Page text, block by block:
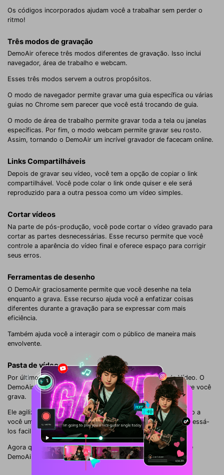
Os códigos incorporados ajudam você a trabalhar sem perder o
ritmo!
Três modos de gravação
DemoAir oferece três modos diferentes de gravação. Isso inclui
navegador, área de trabalho e webcam.
Esses três modos servem a outros propósitos.
O modo de navegador permite gravar uma guia específica ou várias
guias no Chrome sem parecer que você está trocando de guia.
O modo de área de trabalho permite gravar toda a tela ou janelas
específicas. Por fim, o modo webcam permite gravar seu rosto.
Assim, tornando o DemoAir um incrível gravador de facecam online.
Links Compartilháveis
Depois de gravar seu vídeo, você tem a opção de copiar o link
compartilhável. Você pode colar o link onde quiser e ele será
reproduzido para a outra pessoa como um vídeo simples.
Cortar vídeos
Na parte de pós-produção, você pode cortar o vídeo gravado para
cortar as partes desnecessárias. Esse recurso permite que você
controle a aparência do vídeo final e oferece espaço para corrigir
seus erros.
Ferramentas de desenho
O DemoAir graciosamente permite que você desenhe na tela
enquanto a grava. Esse recurso ajuda você a enfatizar coisas
diferentes durante a gravação para se expressar com mais
eficiência.
Também ajuda você a interagir com o público de maneira mais
envolvente.
Pasta de vídeo
Por último, mas não menos importante, está a Pasta de Vídeo. O
DemoAir tem uma maneira de armazenar todos os vídeos que você
grava.
Ele agiliza e armazena todos os seus vídeos gravados, dando a
você um espaço seguro e protegido para eles. Você pode acessá-
los facilmente sempre que quiser.
Agora que você conhece todos os recursos do Wondershare
DemoAir, é hora de aprender como usá-los.